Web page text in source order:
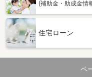
(補助金・助成金情
住宅ローン
ペ